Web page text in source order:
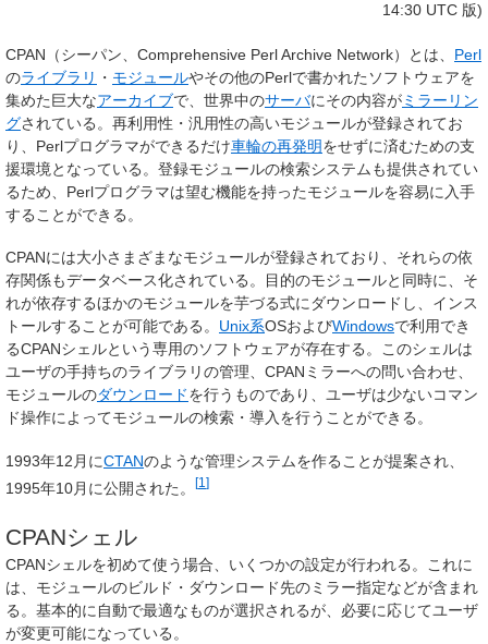
14:30 UTC 版)
CPAN （シーパン、 Comprehensive PerlArchive Network）とは、 Perl
のライブラリ ・ モジュールやその他のPerlで書かれたソフトウェアを
集めた巨大なアーカイブで、世界中のサーバにその内容がミラーリン
グされている。再利用性・汎用性の高いモジュールが登録されてお
り、Perlプログラマができるだけ車輪の再発明をせずに済むための支
援環境となっている。登録モジュールの検索システムも提供されてい
るため、Perlプログラマは望む機能を持ったモジュールを容易に入手
することができる。
CPANには大小さまざまなモジュールが登録されており、それらの依
存関係もデータベース化されている。目的のモジュールと同時に、そ
れが依存するほかのモジュールを芋づる式にダウンロードし、インス
トールすることが可能である。 Unix系OSおよびWindowsで利用でき
るCPANシェルという専用のソフトウェアが存在する。このシェルは
ユーザの手持ちのライブラリの管理、CPANミラーへの問い合わせ、
モジュールのダウンロードを行うものであり、ユーザは少ないコマン
ド操作によってモジュールの検索・導入を行うことができる。
1993年12月にCTANのような管理システムを作ることが提案され、
1995年10月に公開された。
[1 ]
CPANシェル
CPANシェルを初めて使う場合、いくつかの設定が行われる。これに
は、モジュールのビルド・ダウンロード先のミラー指定などが含まれ
る。基本的に自動で最適なものが選択されるが、必要に応じてユーザ
が変更可能になっている。